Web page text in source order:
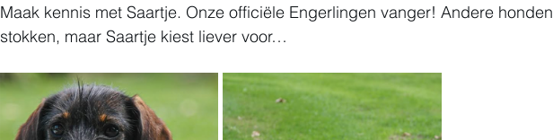
Maak kennis met Saartje. Onze officiële Engerlingen vanger! Andere
stokken, maar Saartje kiest liever voor…